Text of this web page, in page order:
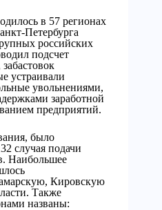
в 57 регионах
Петербурга
российских
подсчет
устраивали
увольнениями,
заработной
предприятий.
было
случая подачи
Наибольшее
Кировскую
Также
названы: